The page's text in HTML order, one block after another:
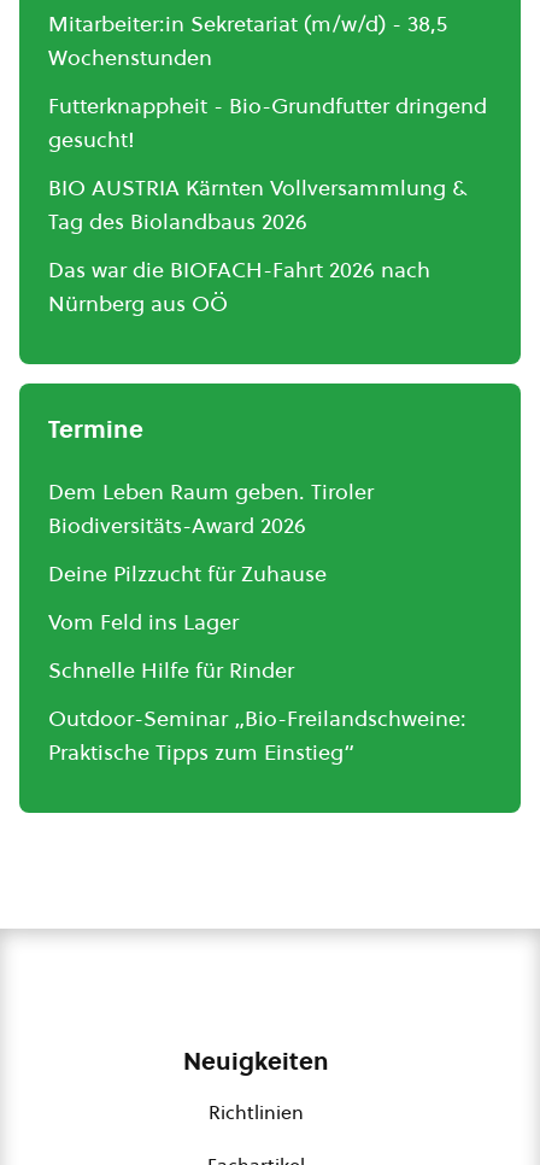
Mitarbeiter:in Sekretariat (m/w/d) - 38,5
Wochenstunden
Futterknappheit - Bio-Grundfutter dringend
gesucht!
BIO AUSTRIA Kärnten Vollversammlung &
Tag des Biolandbaus 2026
Das war die BIOFACH-Fahrt 2026 nach
Nürnberg aus OÖ
Termine
Dem Leben Raum geben. Tiroler
Biodiversitäts-Award 2026
Deine Pilzzucht für Zuhause
Vom Feld ins Lager
Schnelle Hilfe für Rinder
Outdoor-Seminar „Bio-Freilandschweine:
Praktische Tipps zum Einstieg“
Neuigkeiten
Richtlinien